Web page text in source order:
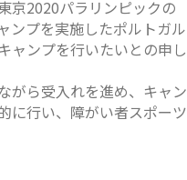
京2020パラリンピックの
ンプを実施したポルトガル
ャンプを行いたいとの申し
がら受入れを進め、キャン
に行い、障がい者スポーツ